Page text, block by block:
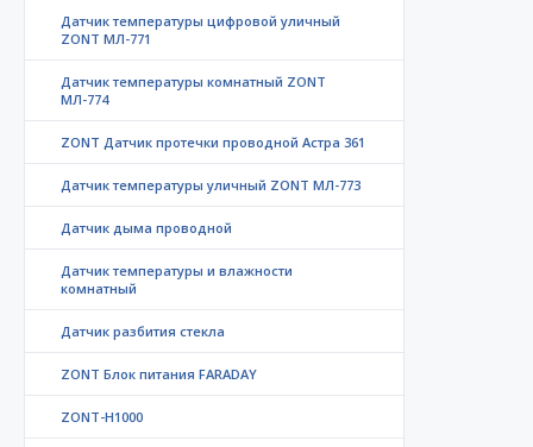
Датчик температуры цифровой уличный
ZONT МЛ-771
Датчик температуры комнатный ZONT
МЛ-774
ZONT Датчик протечки проводной Астра 361
Датчик температуры уличный ZONT МЛ-773
Датчик дыма проводной
Датчик температуры и влажности
комнатный
Датчик разбития стекла
ZONT Блок питания FARADAY
ZONT-H1000